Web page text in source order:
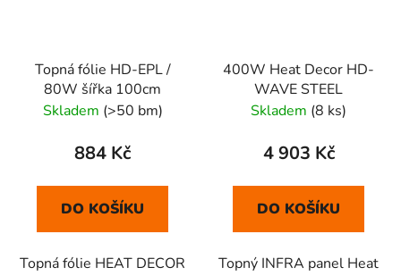
Topná fólie HD-EPL /
80W šířka 100cm
Skladem (>50 bm)
884 Kč
DO KOŠÍKU
Topná fólie HEAT DECOR
400W Heat Decor HD-
WAVE STEEL
Skladem (8 ks)
4 903 Kč
DO KOŠÍKU
Topný INFRA panel Heat